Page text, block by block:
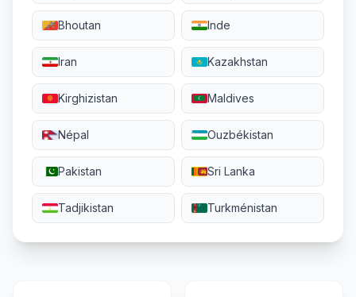
Bhoutan Inde
Iran Kazakhstan
Kirghizistan Maldives
Népal Ouzbékistan
Pakistan Sri Lanka
Tadjikistan Turkménistan